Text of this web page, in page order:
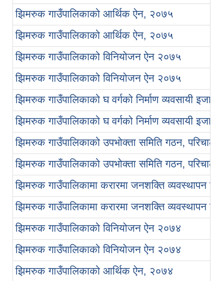
झिमरुक गाउँपालिकाको आर्थिक ऐन, २०७५
झिमरुक गाउँपालिकाको आर्थिक ऐन, २०७५
झिमरुक गाउँपालिकाको विनियोजन ऐन २०७५
झिमरुक गाउँपालिकाको विनियोजन ऐन २०७५
झिमरुक गाउँपालिकाको घ वर्गको निर्माण व्यवसायी
झिमरुक गाउँपालिकाको घ वर्गको निर्माण व्यवसायी
झिमरुक गाउँपालिकाको उपभोक्ता समिति गठन,
झिमरुक गाउँपालिकाको उपभोक्ता समिति गठन,
झिमरुक गाउँपालिकामा करारमा जनशक्ति व्यवस्थापन गर्ने
झिमरुक गाउँपालिकामा करारमा जनशक्ति व्यवस्थापन गर्ने
झिमरुक गाउँपालिकाको विनियोजन ऐन २०७४
झिमरुक गाउँपालिकाको विनियोजन ऐन २०७४
झिमरुक गाउँपालिकाको आर्थिक ऐन, २०७४